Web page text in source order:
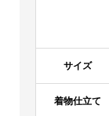
サイズ
着物仕立て